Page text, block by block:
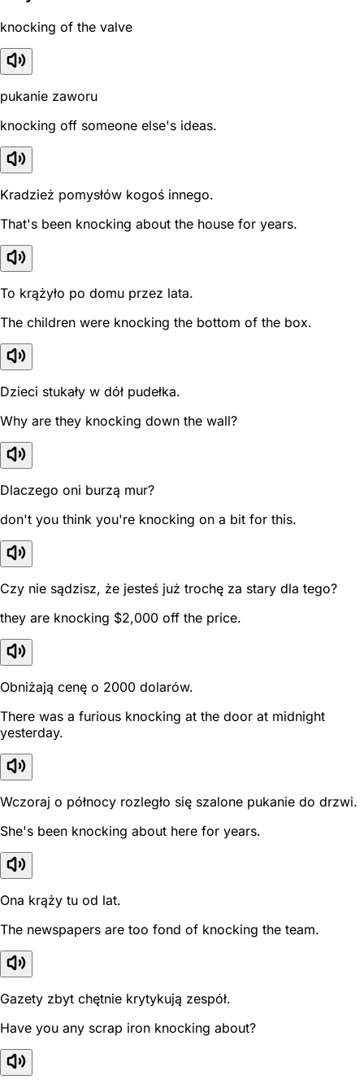
knocking of the valve
pukanie zaworu
knocking off someone else's ideas.
Kradzież pomysłów kogoś innego.
That's been knocking about the house for years.
To krążyło po domu przez lata.
The children were knocking the bottom of the box.
Dzieci stukały w dół pudełka.
Why are they knocking down the wall?
Dlaczego oni burzą mur?
don't you think you're knocking on a bit for this.
Czy nie sądzisz, że jesteś już trochę za stary dla tego?
they are knocking $2,000 off the price.
Obniżają cenę o 2000 dolarów.
There was a furious knocking at the door at midnight
yesterday.
Wczoraj o północy rozległo się szalone pukanie do drzwi.
She's been knocking about here for years.
Ona krąży tu od lat.
The newspapers are too fond of knocking the team.
Gazety zbyt chętnie krytykują zespół.
Have you any scrap iron knocking about?